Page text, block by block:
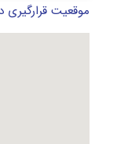
موقعیت قرارگیری